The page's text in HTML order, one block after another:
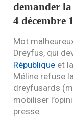
demander la
4 décembre
Mot
Dreyfus, qui
République et
Méline refuse
dreyfusards
mobiliser
presse.